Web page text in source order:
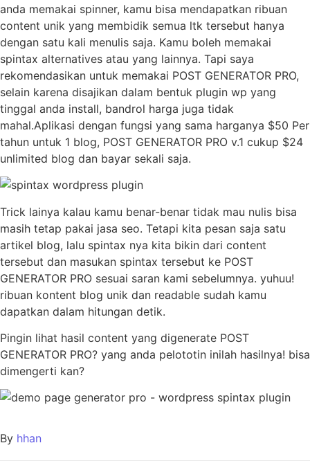
anda memakai spinner, kamu bisa mendapatkan ribuan
content unik yang membidik semua ltk tersebut hanya
dengan satu kali menulis saja. Kamu boleh memakai
spintax alternatives atau yang lainnya. Tapi saya
rekomendasikan untuk memakai POST GENERATOR PRO,
selain karena disajikan dalam bentuk plugin wp yang
tinggal anda install, bandrol harga juga tidak
mahal.Aplikasi dengan fungsi yang sama harganya $50 Per
tahun untuk 1 blog, POST GENERATOR PRO v.1 cukup $24
unlimited blog dan bayar sekali saja.
Trick lainya kalau kamu benar-benar tidak mau nulis bisa
masih tetap pakai jasa seo. Tetapi kita pesan saja satu
artikel blog, lalu spintax nya kita bikin dari content
tersebut dan masukan spintax tersebut ke POST
GENERATOR PRO sesuai saran kami sebelumnya. yuhuu!
ribuan kontent blog unik dan readable sudah kamu
dapatkan dalam hitungan detik.
Pingin lihat hasil content yang digenerate POST
GENERATOR PRO? yang anda pelototin inilah hasilnya! bisa
dimengerti kan?
By hhan